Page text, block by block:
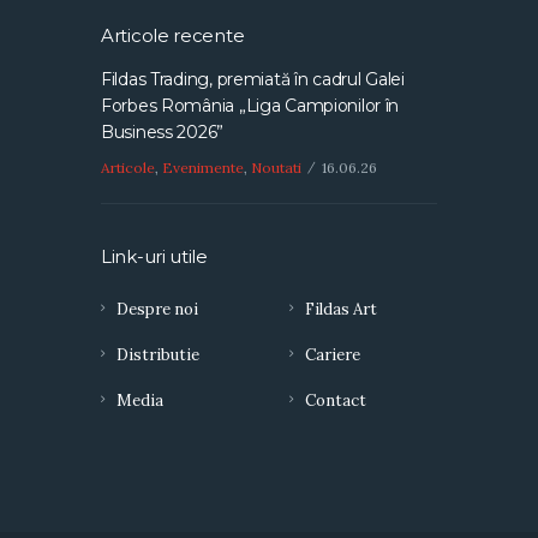
Articole recente
Fildas Trading, premiată în cadrul Galei
Forbes România „Liga Campionilor în
Business 2026”
Articole Evenimente Noutati 16.06.26
Link-uri utile
Despre noi
Distributie
Media
Fildas Art
Cariere
Contact